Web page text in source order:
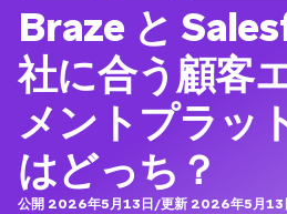
Braze と
社に合う顧客
メントプラッ
はどっち？
公開 2026年5月13日/更新 2026年5月13